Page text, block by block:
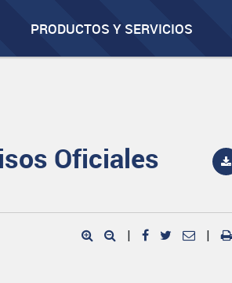
PRODUCTOS Y SERVICIOS
Oficiales
| |